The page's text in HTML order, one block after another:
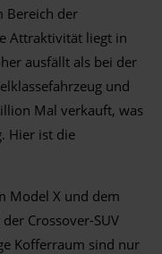
Bereich der
Attraktivität liegt in
ausfällt als bei der
und
Mal verkauft, was
Hier ist die
Model X und dem
Crossover-SUV
Kofferraum sind nur